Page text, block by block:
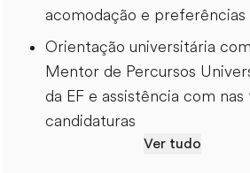
acomodação e preferências
Orientação universitária
Mentor de Percursos
da EF e assistência com nas
candidaturas
Ver tudo